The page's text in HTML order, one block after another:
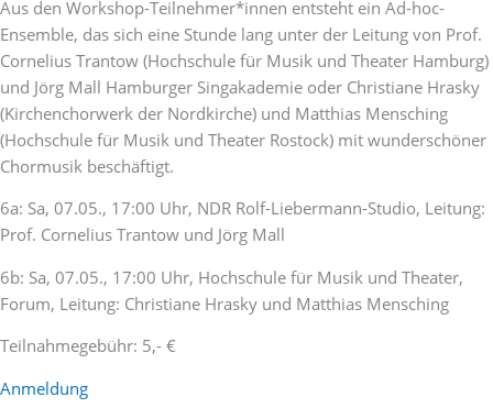
Aus den Workshop-Teilnehmer*innen entsteht ein Ad-hoc-
Ensemble, das sich eine Stunde lang unter der Leitung von Prof.
Cornelius Trantow (Hochschule für Musik und Theater Hamburg)
und Jörg Mall Hamburger Singakademie oder Christiane Hrasky
(Kirchenchorwerk der Nordkirche) und Matthias Mensching
(Hochschule für Musik und Theater Rostock) mit wunderschöner
Chormusik beschäftigt.
6a: Sa, 07.05., 17:00 Uhr, NDR Rolf-Liebermann-Studio, Leitung:
Prof. Cornelius Trantow und Jörg Mall
6b: Sa, 07.05., 17:00 Uhr, Hochschule für Musik und Theater,
Forum, Leitung: Christiane Hrasky und Matthias Mensching
Teilnahmegebühr: 5,- €
Anmeldung